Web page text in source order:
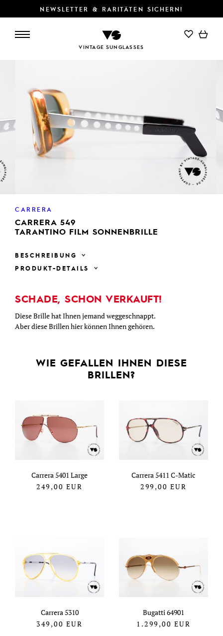
NEWSLETTER & RARITÄTEN SICHERN!
VINTAGE SUNGLASSES
CARRERA
CARRERA 549
TARANTINO FILM SONNENBRILLE
BESCHREIBUNG
PRODUKT-DETAILS
SCHADE, SCHON VERKAUFT!
Diese Brille hat Ihnen jemand weggeschnappt.
Aber diese Brillen hier können Ihnen gehören.
WIE GEFALLEN IHNEN DIESE
BRILLEN?
Carrera 5401 Large
249,00 EUR
Carrera 5411 C-Matic
299,00 EUR
Carrera 5310
349,00 EUR
Bugatti 64901
1.299,00 EUR